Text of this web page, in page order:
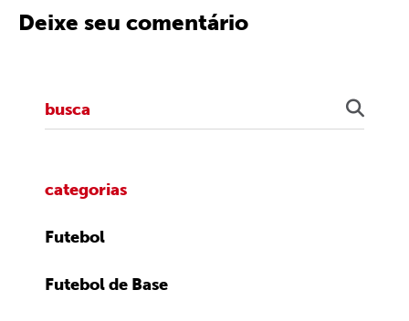
Deixe seu comentário
categorias
Futebol
Futebol de Base